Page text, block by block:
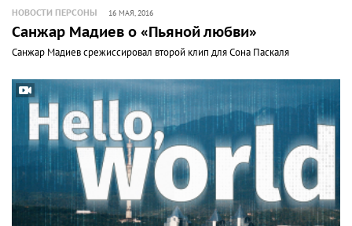
НОВОСТИ ПЕРСОНЫ 16 МАЯ, 2016
Санжар Мадиев о «Пьяной любви»
Санжар Мадиев срежиссировал второй клип для Сона Паскаля